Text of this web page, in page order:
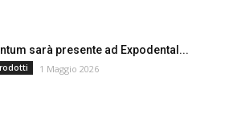
sarà presente ad Expodental...
1 Maggio 2026